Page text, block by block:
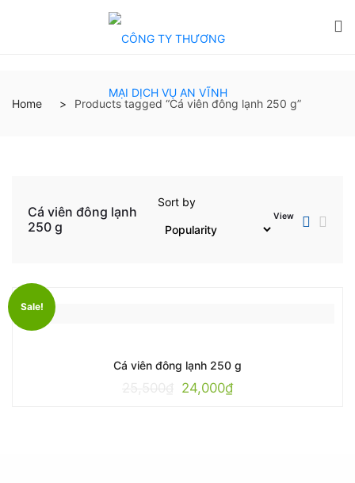
Home Products tagged “Cá viên đông lạnh 250 g”
Cá viên đông lạnh
250 g
Sort by
View
Sale!
Cá viên đông lạnh 250 g
24,000₫